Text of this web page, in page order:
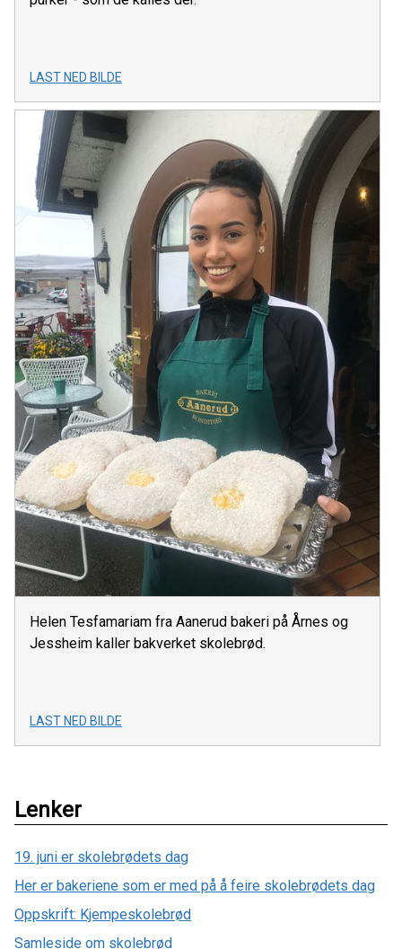
LAST NED BILDE
Helen Tesfamariam fra Aanerud bakeri på Årnes og
Jessheim kaller bakverket skolebrød.
LAST NED BILDE
Lenker
19. juni er skolebrødets dag
Her er bakeriene som er med på å feire skolebrødets dag
Oppskrift: Kjempeskolebrød
Samleside om skolebrød